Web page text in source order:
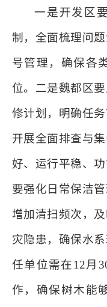
一是开发区
制，全面梳理问
号管理，确保各
位。二是魏都区
修计划，明确任
开展全面排查与
好、运行平稳、
要强化日常保洁
增加清扫频次，
灾隐患，确保水
任单位需在12月
作，确保树木能